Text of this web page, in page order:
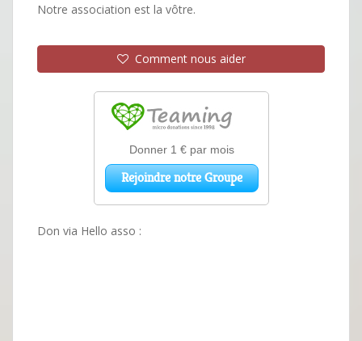
Notre association est la vôtre.
Comment nous aider
Don via Hello asso :